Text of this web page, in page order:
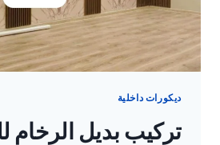
ديكورات داخلية
تركيب بديل الرخام